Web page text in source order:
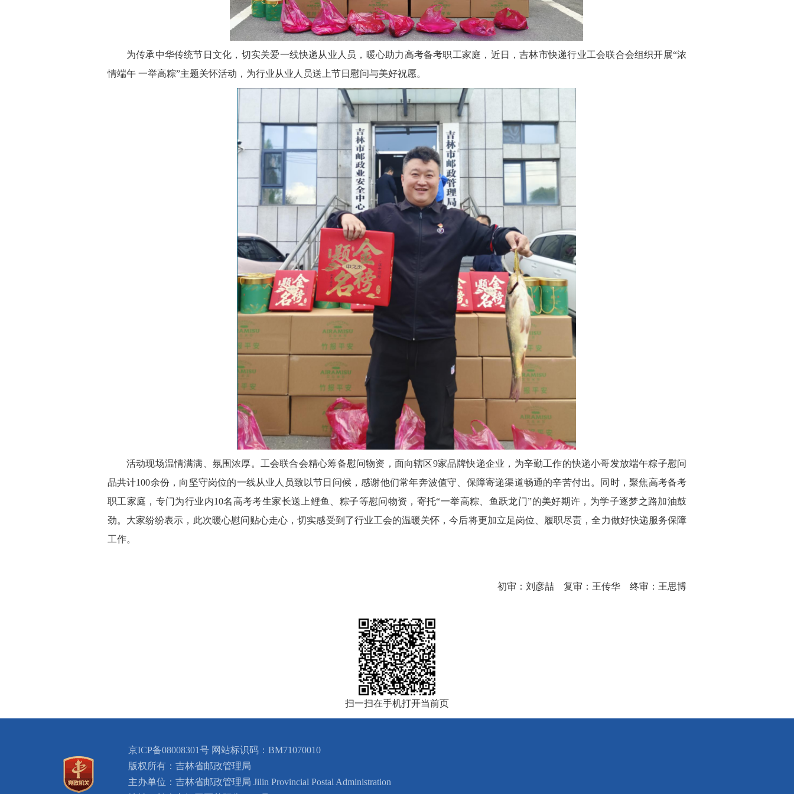
为传承中华传统节日文化，切实关爱一线快递从业人员，暖心助力高考备考职工家庭，近日，吉林市快递行业工会联合会组织开展“浓
情端午 一举高粽”主题关怀活动，为行业从业人员送上节日慰问与美好祝愿。
活动现场温情满满、氛围浓厚。工会联合会精心筹备慰问物资，面向辖区9家品牌快递企业，为辛勤工作的快递小哥发放端午粽子慰问
品共计100余份，向坚守岗位的一线从业人员致以节日问候，感谢他们常年奔波值守、保障寄递渠道畅通的辛苦付出。同时，聚焦高考备考
职工家庭，专门为行业内10名高考考生家长送上鲤鱼、粽子等慰问物资，寄托“一举高粽、鱼跃龙门”的美好期许，为学子逐梦之路加油鼓
劲。大家纷纷表示，此次暖心慰问贴心走心，切实感受到了行业工会的温暖关怀，今后将更加立足岗位、履职尽责，全力做好快递服务保障
工作。
初审：刘彦喆 复审：王传华 终审：王思博
扫一扫在手机打开当前页
京ICP备08008301号 网站标识码：BM71070010
版权所有：吉林省邮政管理局
主办单位：吉林省邮政管理局 Jilin Provincial Postal Administration